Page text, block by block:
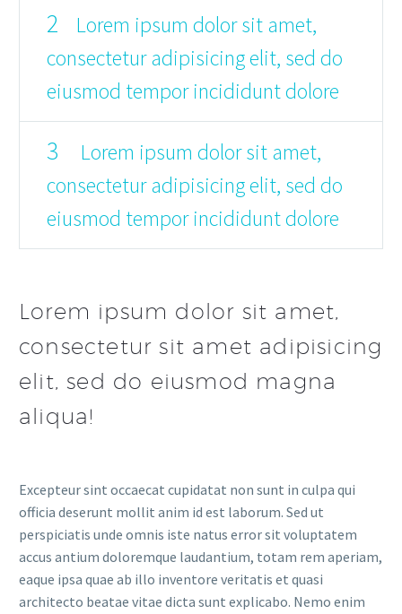
2
Lorem ipsum dolor sit amet,
consectetur adipisicing elit, sed do
eiusmod tempor incididunt dolore
3
Lorem ipsum dolor sit amet,
consectetur adipisicing elit, sed do
eiusmod tempor incididunt dolore
Lorem ipsum dolor sit amet,
consectetur sit amet adipisicing
elit, sed do eiusmod magna
aliqua!
Excepteur sint occaecat cupidatat non sunt in culpa qui
officia deserunt mollit anim id est laborum. Sed ut
perspiciatis unde omnis iste natus error sit voluptatem
accus antium doloremque laudantium, totam rem aperiam,
eaque ipsa quae ab illo inventore veritatis et quasi
architecto beatae vitae dicta sunt explicabo. Nemo enim